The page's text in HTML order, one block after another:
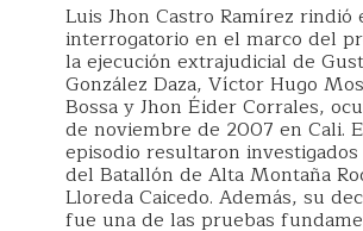
Luis Jhon Castro Ramírez rindió
interrogatorio en el marco del
la ejecución extrajudicial de
González Daza, Víctor Hugo
Bossa y Jhon Éider Corrales,
de noviembre de 2007 en Cali.
episodio resultaron
del Batallón de Alta Montaña
Lloreda Caicedo. Además, su
fue una de las pruebas